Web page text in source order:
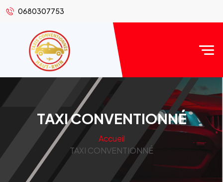
0680307753
TAXI CONVENTIONNÉ
Accueil
TAXI CONVENTIONNÉ